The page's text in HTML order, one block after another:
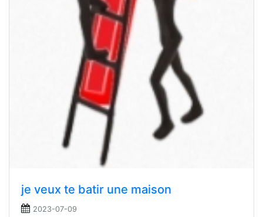
je veux te batir une maison
2023-07-09